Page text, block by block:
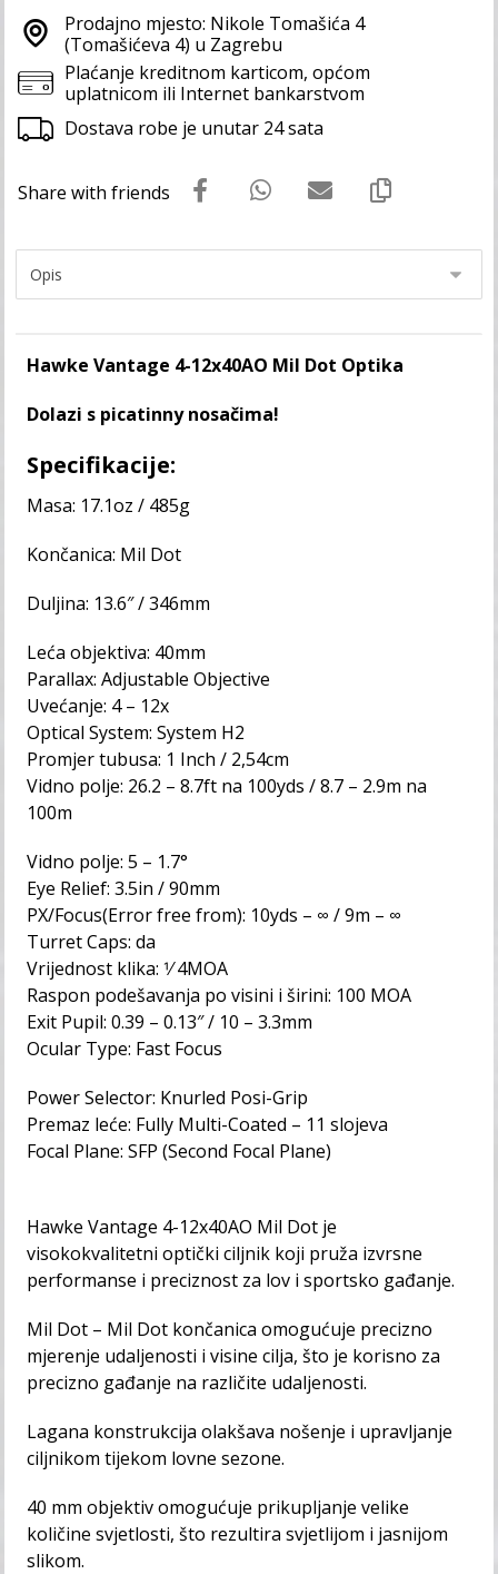
Prodajno mjesto: Nikole Tomašića 4
(Tomašićeva 4) u Zagrebu
Plaćanje kreditnom karticom, općom
uplatnicom ili Internet bankarstvom
Dostava robe je unutar 24 sata
Hawke Vantage 4-12x40AO Mil Dot Optika
Dolazi s picatinny nosačima!
Specifikacije:
Masa: 17.1oz / 485g
Končanica: Mil Dot
Duljina: 13.6″ / 346mm
Leća objektiva: 40mm
Parallax: Adjustable Objective
Uvećanje: 4 – 12x
Optical System: System H2
Promjer tubusa: 1 Inch / 2,54cm
Vidno polje: 26.2 – 8.7ft na 100yds / 8.7 – 2.9m na
100m
Vidno polje: 5 – 1.7°
Eye Relief: 3.5in / 90mm
PX/Focus(Error free from): 10yds – ∞ / 9m – ∞
Turret Caps: da
Vrijednost klika: 1⁄ 4MOA
Raspon podešavanja po visini i širini: 100 MOA
Exit Pupil: 0.39 – 0.13″ / 10 – 3.3mm
Ocular Type: Fast Focus
Power Selector: Knurled Posi-Grip
Premaz leće: Fully Multi-Coated – 11 slojeva
Focal Plane: SFP (Second Focal Plane)
Hawke Vantage 4-12x40AO Mil Dot je
visokokvalitetni optički ciljnik koji pruža izvrsne
performanse i preciznost za lov i sportsko gađanje.
Mil Dot – Mil Dot končanica omogućuje precizno
mjerenje udaljenosti i visine cilja, što je korisno za
precizno gađanje na različite udaljenosti.
Lagana konstrukcija olakšava nošenje i upravljanje
ciljnikom tijekom lovne sezone.
40 mm objektiv omogućuje prikupljanje velike
količine svjetlosti, što rezultira svjetlijom i jasnijom
slikom.